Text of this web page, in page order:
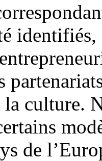
culture.
de